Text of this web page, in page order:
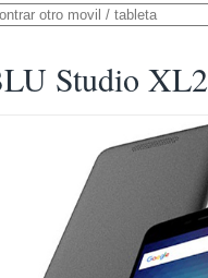
Studio XL2